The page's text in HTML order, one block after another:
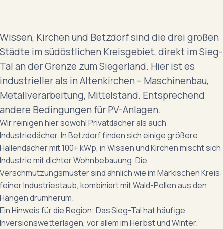
Wissen, Kirchen und Betzdorf sind die drei großen
Städte im südöstlichen Kreisgebiet, direkt im Sieg-
Tal an der Grenze zum Siegerland. Hier ist es
industrieller als in Altenkirchen – Maschinenbau,
Metallverarbeitung, Mittelstand. Entsprechend
andere Bedingungen für PV-Anlagen.
Wir reinigen hier sowohl Privatdächer als auch
Industriedächer. In Betzdorf finden sich einige größere
Hallendächer mit 100+ kWp, in Wissen und Kirchen mischt sich
Industrie mit dichter Wohnbebauung. Die
Verschmutzungsmuster sind ähnlich wie im Märkischen Kreis:
feiner Industriestaub, kombiniert mit Wald-Pollen aus den
Hängen drumherum.
Ein Hinweis für die Region: Das Sieg-Tal hat häufige
Inversionswetterlagen, vor allem im Herbst und Winter.